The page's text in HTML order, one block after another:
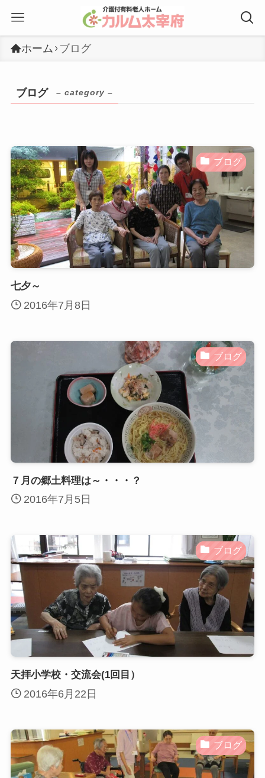
ホーム ブログ
ブログ – category –
ブログ
七夕～
2016年7月8日
ブログ
７月の郷土料理は～・・・？
2016年7月5日
ブログ
天拝小学校・交流会(1回目）
2016年6月22日
ブログ